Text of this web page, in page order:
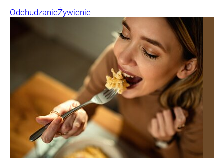
OdchudzanieŻywienie